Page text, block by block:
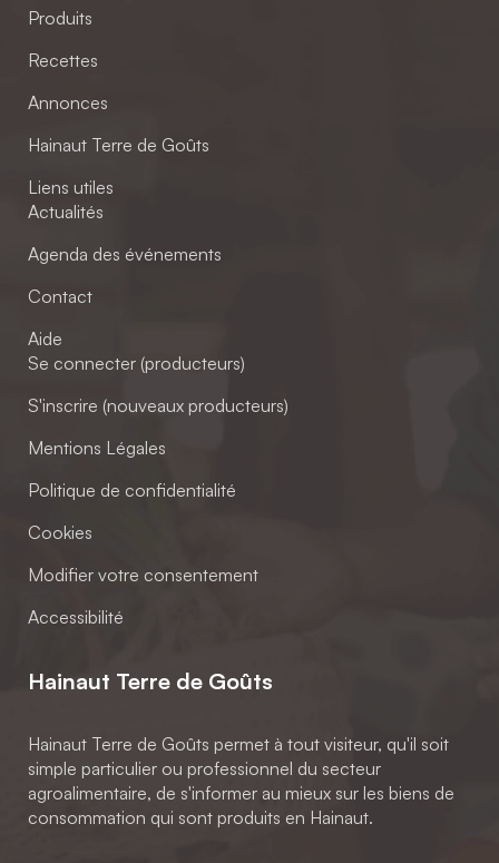
Produits
Recettes
Annonces
Hainaut Terre de Goûts
Liens utiles
Actualités
Agenda des événements
Contact
Aide
Se connecter (producteurs)
S'inscrire (nouveaux producteurs)
Mentions Légales
Politique de confidentialité
Cookies
Modifier votre consentement
Accessibilité
Hainaut Terre de Goûts
Hainaut Terre de Goûts permet à tout visiteur, qu'il soit
simple particulier ou professionnel du secteur
agroalimentaire, de s'informer au mieux sur les biens de
consommation qui sont produits en Hainaut.